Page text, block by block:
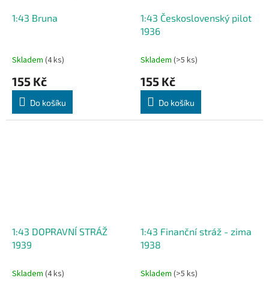
1:43 Bruna
Skladem (4 ks)
155 Kč
Do košíku
1:43 Československý pilot
1936
Skladem (>5 ks)
155 Kč
Do košíku
1:43 DOPRAVNÍ STRÁŽ
1939
Skladem (4 ks)
1:43 Finanční stráž - zima
1938
Skladem (>5 ks)